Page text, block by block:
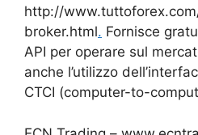
http://
broker.html. Fornisce
API per operare sul
anche l’utilizzo
CTCI (computer-to-